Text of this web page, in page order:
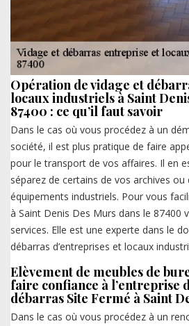
Opération de vidage et
locaux industriels à Saint
87400 : ce qu’il faut savoir
Dans le cas où vous procédez à un
société, il est plus pratique de faire
pour le transport de vos affaires. Il en
séparez de certains de vos archives ou
équipements industriels. Pour vous
à Saint Denis Des Murs dans le 87400
services. Elle est une experte dans le
débarras d’entreprises et locaux
Elèvement de meubles de
faire confiance à l’entreprise
débarras Site Fermé à Saint
Dans le cas où vous procédez à un